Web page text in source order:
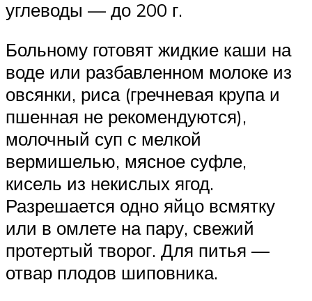
углеводы — до 200 г.
Больному готовят жидкие каши на
воде или разбавленном молоке из
овсянки, риса (гречневая крупа и
пшенная не рекомендуются),
молочный суп с мелкой
вермишелью, мясное суфле,
кисель из некислых ягод.
Разрешается одно яйцо всмятку
или в омлете на пару, свежий
протертый творог. Для питья —
отвар плодов шиповника.